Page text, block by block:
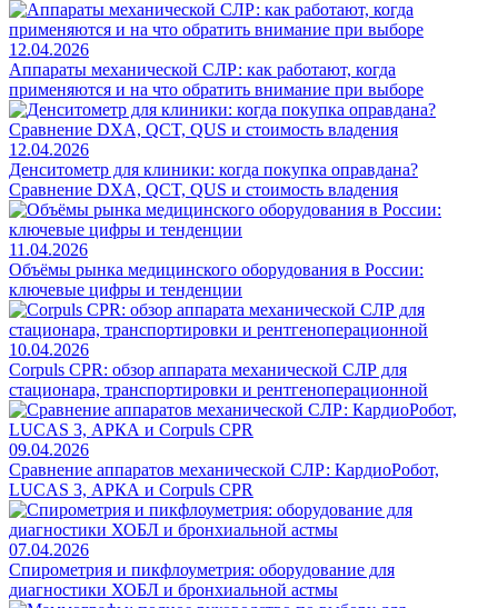
12.04.2026
Аппараты механической СЛР: как работают, когда
применяются и на что обратить внимание при выборе
12.04.2026
Денситометр для клиники: когда покупка оправдана?
Сравнение DXA, QCT, QUS и стоимость владения
11.04.2026
Объёмы рынка медицинского оборудования в России:
ключевые цифры и тенденции
10.04.2026
Corpuls CPR: обзор аппарата механической СЛР для
стационара, транспортировки и рентгеноперационной
09.04.2026
Сравнение аппаратов механической СЛР: КардиоРобот,
LUCAS 3, АРКА и Corpuls CPR
07.04.2026
Спирометрия и пикфлоуметрия: оборудование для
диагностики ХОБЛ и бронхиальной астмы